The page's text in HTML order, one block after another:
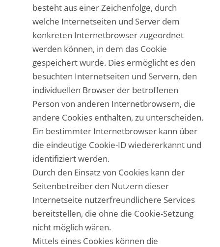
besteht aus einer Zeichenfolge, durch
welche Internetseiten und Server dem
konkreten Internetbrowser zugeordnet
werden können, in dem das Cookie
gespeichert wurde. Dies ermöglicht es den
besuchten Internetseiten und Servern, den
individuellen Browser der betroffenen
Person von anderen Internetbrowsern, die
andere Cookies enthalten, zu unterscheiden.
Ein bestimmter Internetbrowser kann über
die eindeutige Cookie-ID wiedererkannt und
identifiziert werden.
Durch den Einsatz von Cookies kann der
Seitenbetreiber den Nutzern dieser
Internetseite nutzerfreundlichere Services
bereitstellen, die ohne die Cookie-Setzung
nicht möglich wären.
Mittels eines Cookies können die